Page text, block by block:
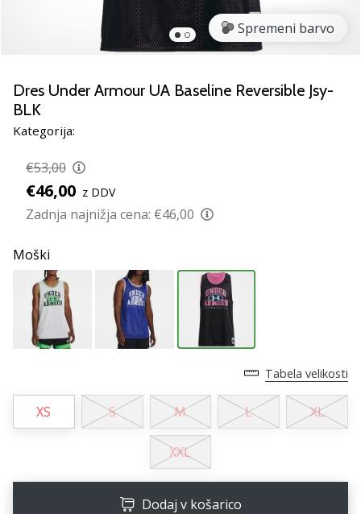
kot
brend
ambasador/ka.
Prikaži
vse
Spremeni barvo
Dres Under Armour UA Baseline Reversible Jsy-
BLK
Kategorija:
€53,00
€46,00 z DDV
Zadnja najnižja cena: €46,00
Moški
Tabela velikosti
XS S M L XL
XXL
Dodaj v košarico